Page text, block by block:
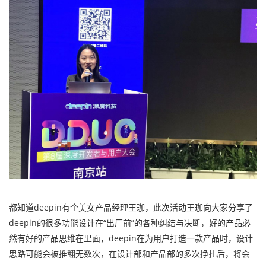
都知道deepin有个美女产品经理王珈，此次活动王珈向大家分享了
deepin的很多功能设计在“出厂前”的各种纠结与决断，好的产品必
然有好的产品思维在里面，deepin在为用户打造一款产品时，设计
思路可能会被推翻无数次，在设计部和产品部的多次挣扎后，将会